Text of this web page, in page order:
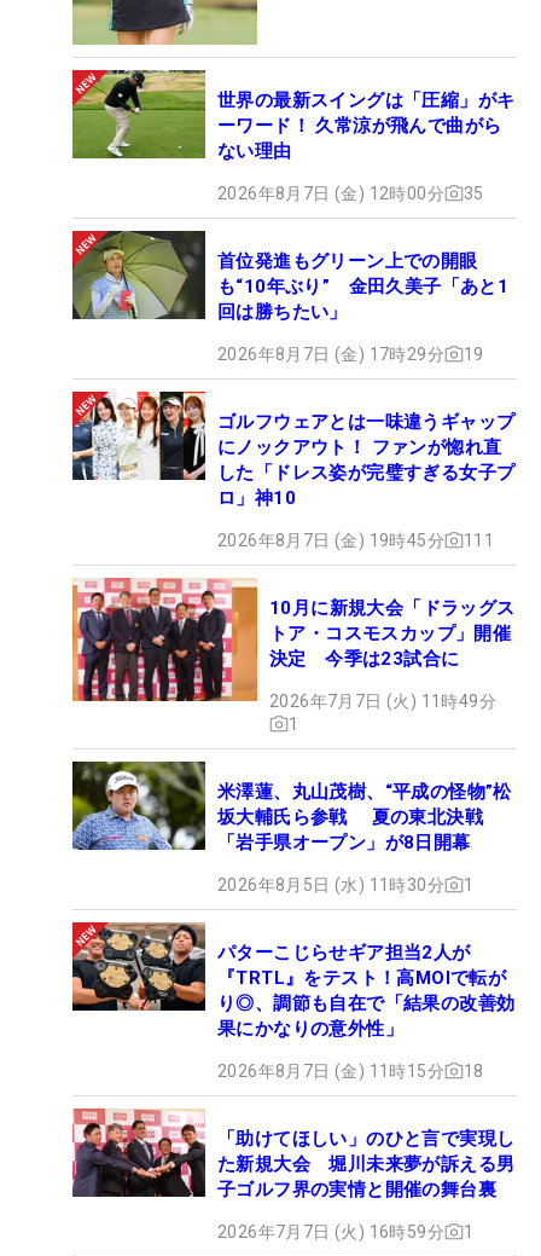
世界の最新スイングは「圧縮」がキ
ーワード！ 久常涼が飛んで曲がら
ない理由
2026年8月7日 (金) 12時00分 35
首位発進もグリーン上での開眼
も“10年ぶり” 金田久美子「あと1
回は勝ちたい」
2026年8月7日 (金) 17時29分 19
ゴルフウェアとは一味違うギャップ
にノックアウト！ ファンが惚れ直
した「ドレス姿が完璧すぎる女子プ
ロ」神10
2026年8月7日 (金) 19時45分 111
10月に新規大会「ドラッグス
トア・コスモスカップ」開催
決定 今季は23試合に
2026年7月7日 (火) 11時49分
1
米澤蓮、丸山茂樹、“平成の怪物”松
坂大輔氏ら参戦 夏の東北決戦
「岩手県オープン」が8日開幕
2026年8月5日 (水) 11時30分 1
パターこじらせギア担当2人が
『TRTL』をテスト！高MOIで転が
り◎、調節も自在で「結果の改善効
果にかなりの意外性」
2026年8月7日 (金) 11時15分 18
「助けてほしい」のひと言で実現し
た新規大会 堀川未来夢が訴える男
子ゴルフ界の実情と開催の舞台裏
2026年7月7日 (火) 16時59分 1